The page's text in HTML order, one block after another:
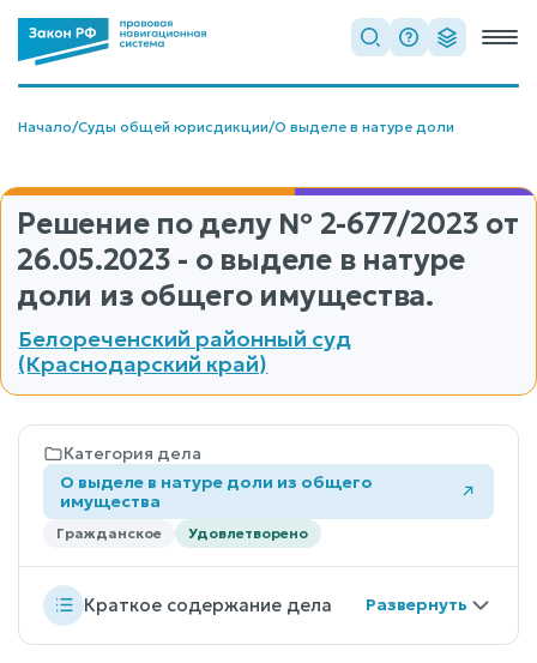
Начало/Суды общей юрисдикции/О выделе в натуре доли
Решение по делу № 2-677/2023 от
26.05.2023 - о выделе в натуре
доли из общего имущества.
Белореченский районный суд
(Краснодарский край)
Категория дела
О выделе в натуре доли из общего
имущества
Гражданское Удовлетворено
Краткое содержание дела